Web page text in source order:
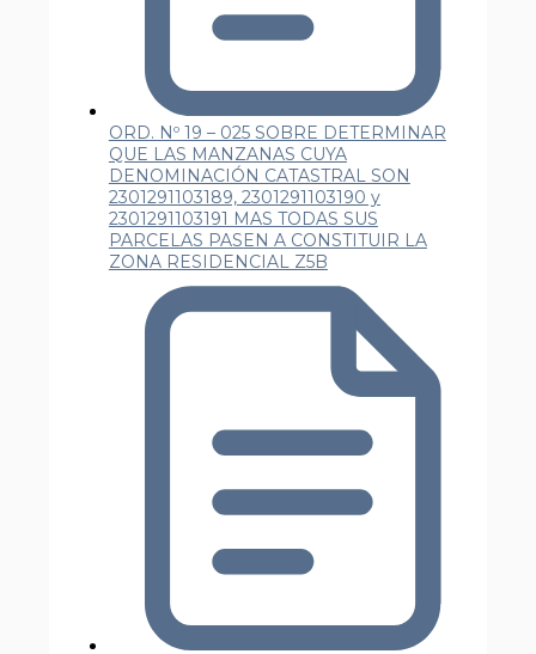
ORD. Nº 19 – 025 SOBRE DETERMINAR
QUE LAS MANZANAS CUYA
DENOMINACIÓN CATASTRAL SON
2301291103189, 2301291103190 y
2301291103191 MAS TODAS SUS
PARCELAS PASEN A CONSTITUIR LA
ZONA RESIDENCIAL Z5B